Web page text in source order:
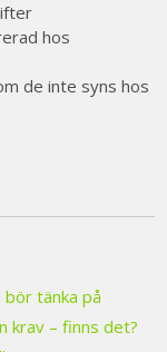
hos
de inte syns hos
bör tänka på
krav – finns det?